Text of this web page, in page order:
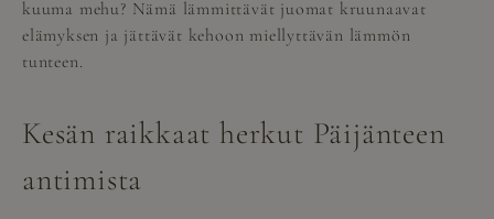
kuuma mehu? Nämä lämmittävät juomat kruunaavat
elämyksen ja jättävät kehoon miellyttävän lämmön
tunteen.
Kesän raikkaat herkut Päijänteen
antimista